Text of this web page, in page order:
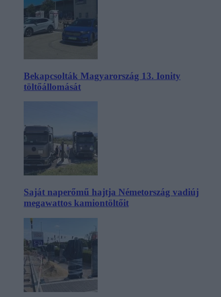
Bekapcsolták Magyarország 13. Ionity
töltőállomását
Saját naperőmű hajtja Németország vadiúj
megawattos kamiontöltőit